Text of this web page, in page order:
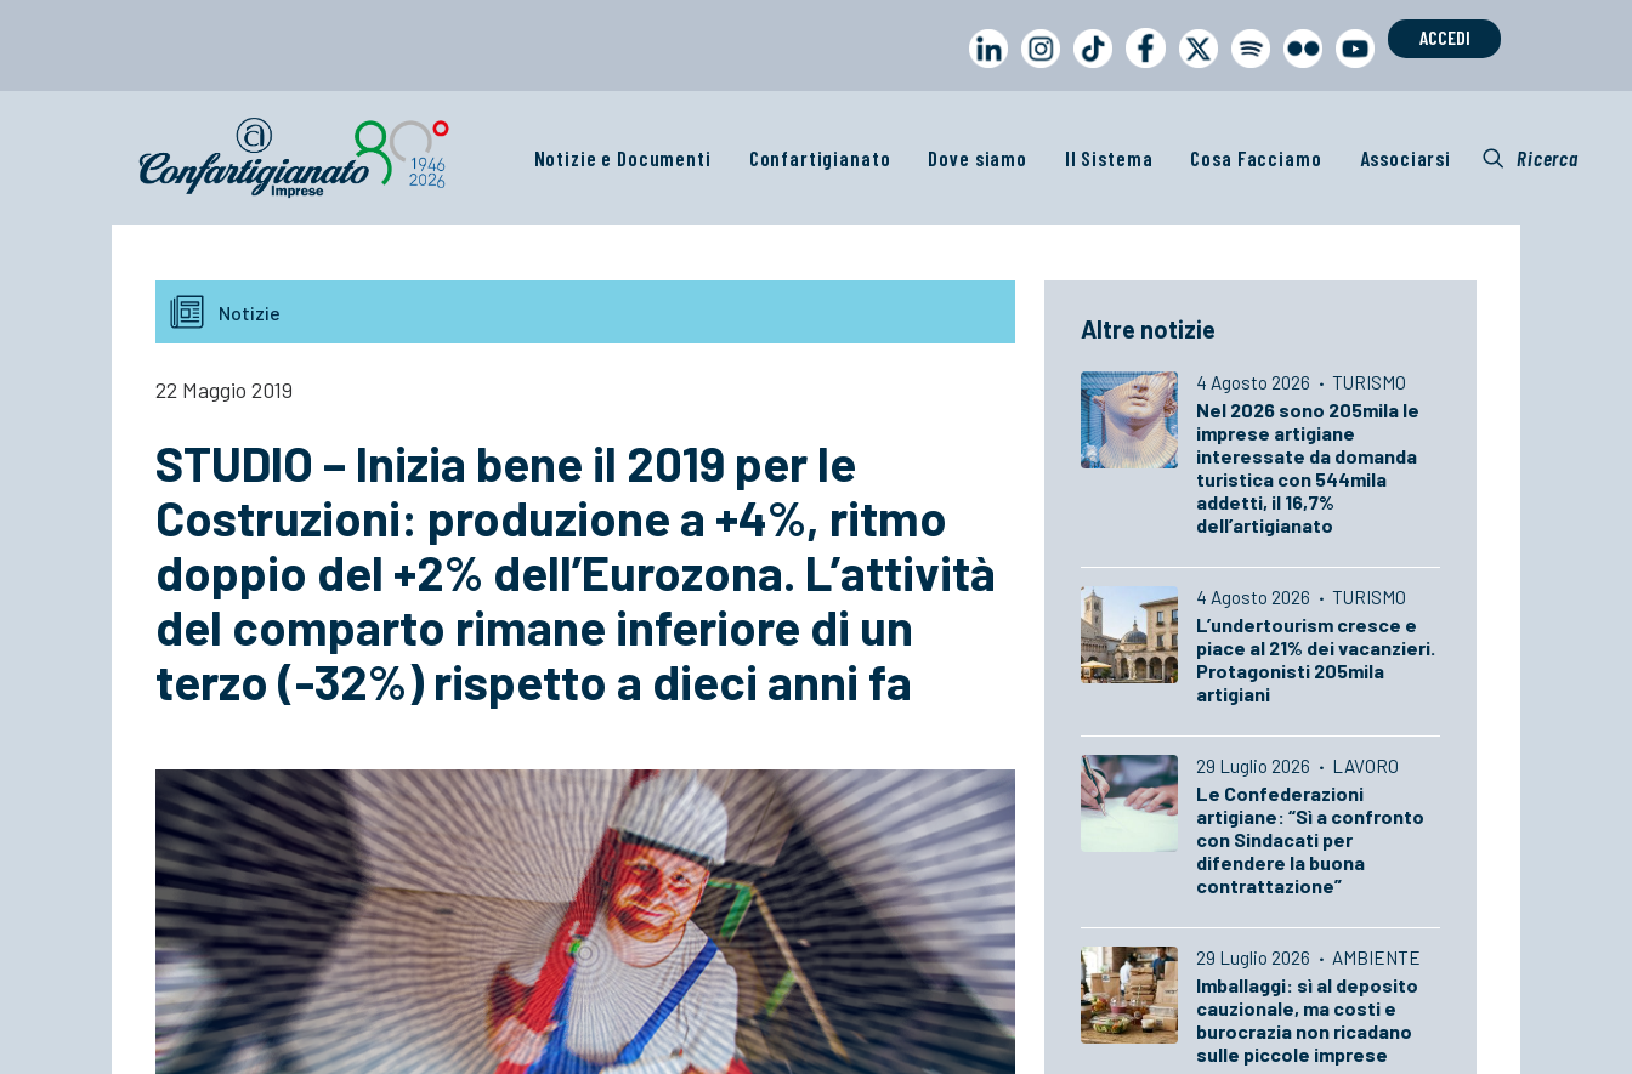
ACCEDI
Notizie e Documenti Confartigianato Dove siamo Il Sistema Cosa Facciamo Associarsi Ricerca
Notizie
22 Maggio 2019
STUDIO – Inizia bene il 2019 per le
Costruzioni: produzione a +4%, ritmo
doppio del +2% dell’Eurozona. L’attività
del comparto rimane inferiore di un
terzo (-32%) rispetto a dieci anni fa
Altre notizie
4 Agosto 2026 · TURISMO
Nel 2026 sono 205mila le
imprese artigiane
interessate da domanda
turistica con 544mila
addetti, il 16,7%
dell’artigianato
4 Agosto 2026 · TURISMO
L’undertourism cresce e
piace al 21% dei vacanzieri.
Protagonisti 205mila
artigiani
29 Luglio 2026 · LAVORO
Le Confederazioni
artigiane: “Sì a confronto
con Sindacati per
difendere la buona
contrattazione”
29 Luglio 2026 · AMBIENTE
Imballaggi: sì al deposito
cauzionale, ma costi e
burocrazia non ricadano
sulle piccole imprese